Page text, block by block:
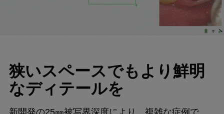
狭いスペースでもより鮮明
なディテールを
新開発の25㎜被写界深度により、複雑な症例で